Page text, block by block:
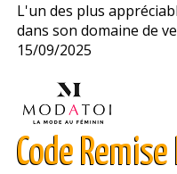
L'un des plus
dans son domaine de
15/09/2025
Code